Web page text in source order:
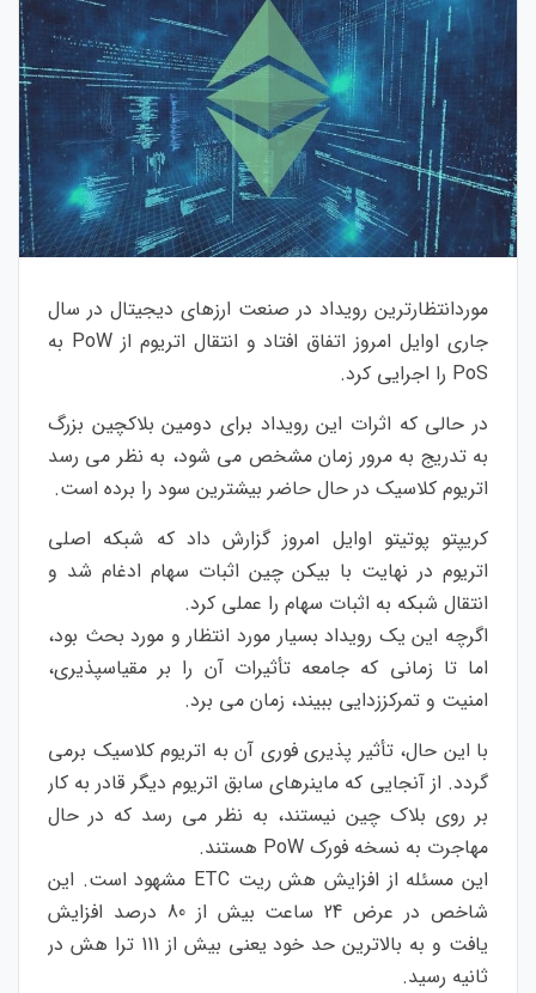
موردانتظارترین رویداد در صنعت ارزهای دیجیتال در سال
جاری اوایل امروز اتفاق افتاد و انتقال اتریوم از PoW به
PoS را اجرایی کرد.
در حالی که اثرات این رویداد برای دومین بلاکچین بزرگ
به تدریج به مرور زمان مشخص می شود، به نظر می رسد
اتریوم کلاسیک در حال حاضر بیشترین سود را برده است.
کریپتو پوتیتو اوایل امروز گزارش داد که شبکه اصلی
اتریوم در نهایت با بیکن چین اثبات سهام ادغام شد و
انتقال شبکه به اثبات سهام را عملی کرد.
اگرچه این یک رویداد بسیار مورد انتظار و مورد بحث بود،
اما تا زمانی که جامعه تأثیرات آن را بر مقیاسپذیری،
امنیت و تمرکززدایی ببیند، زمان می برد.
با این حال، تأثیر پذیری فوری آن به اتریوم کلاسیک برمی
گردد. از آنجایی که ماینرهای سابق اتریوم دیگر قادر به کار
بر روی بلاک چین نیستند، به نظر می رسد که در حال
مهاجرت به نسخه فورک PoW هستند.
این مسئله از افزایش هش ریت ETC مشهود است. این
شاخص در عرض 24 ساعت بیش از 80 درصد افزایش
یافت و به بالاترین حد خود یعنی بیش از 111 ترا هش در
ثانیه رسید.